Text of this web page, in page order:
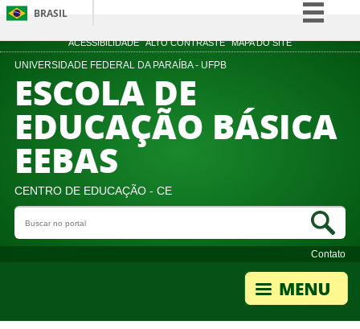
ACESSIBILIDADE ALTO CONTRASTE MAPA DO SITE
BRASIL
Simplifique!
Comunica BR
Acesso à informação
Legislação
UNIVERSIDADE FEDERAL DA PARAÍBA - UFPB
ESCOLA DE
EDUCAÇÃO BÁSICA
EEBAS
CENTRO DE EDUCAÇÃO - CE
Buscar no portal
Contato